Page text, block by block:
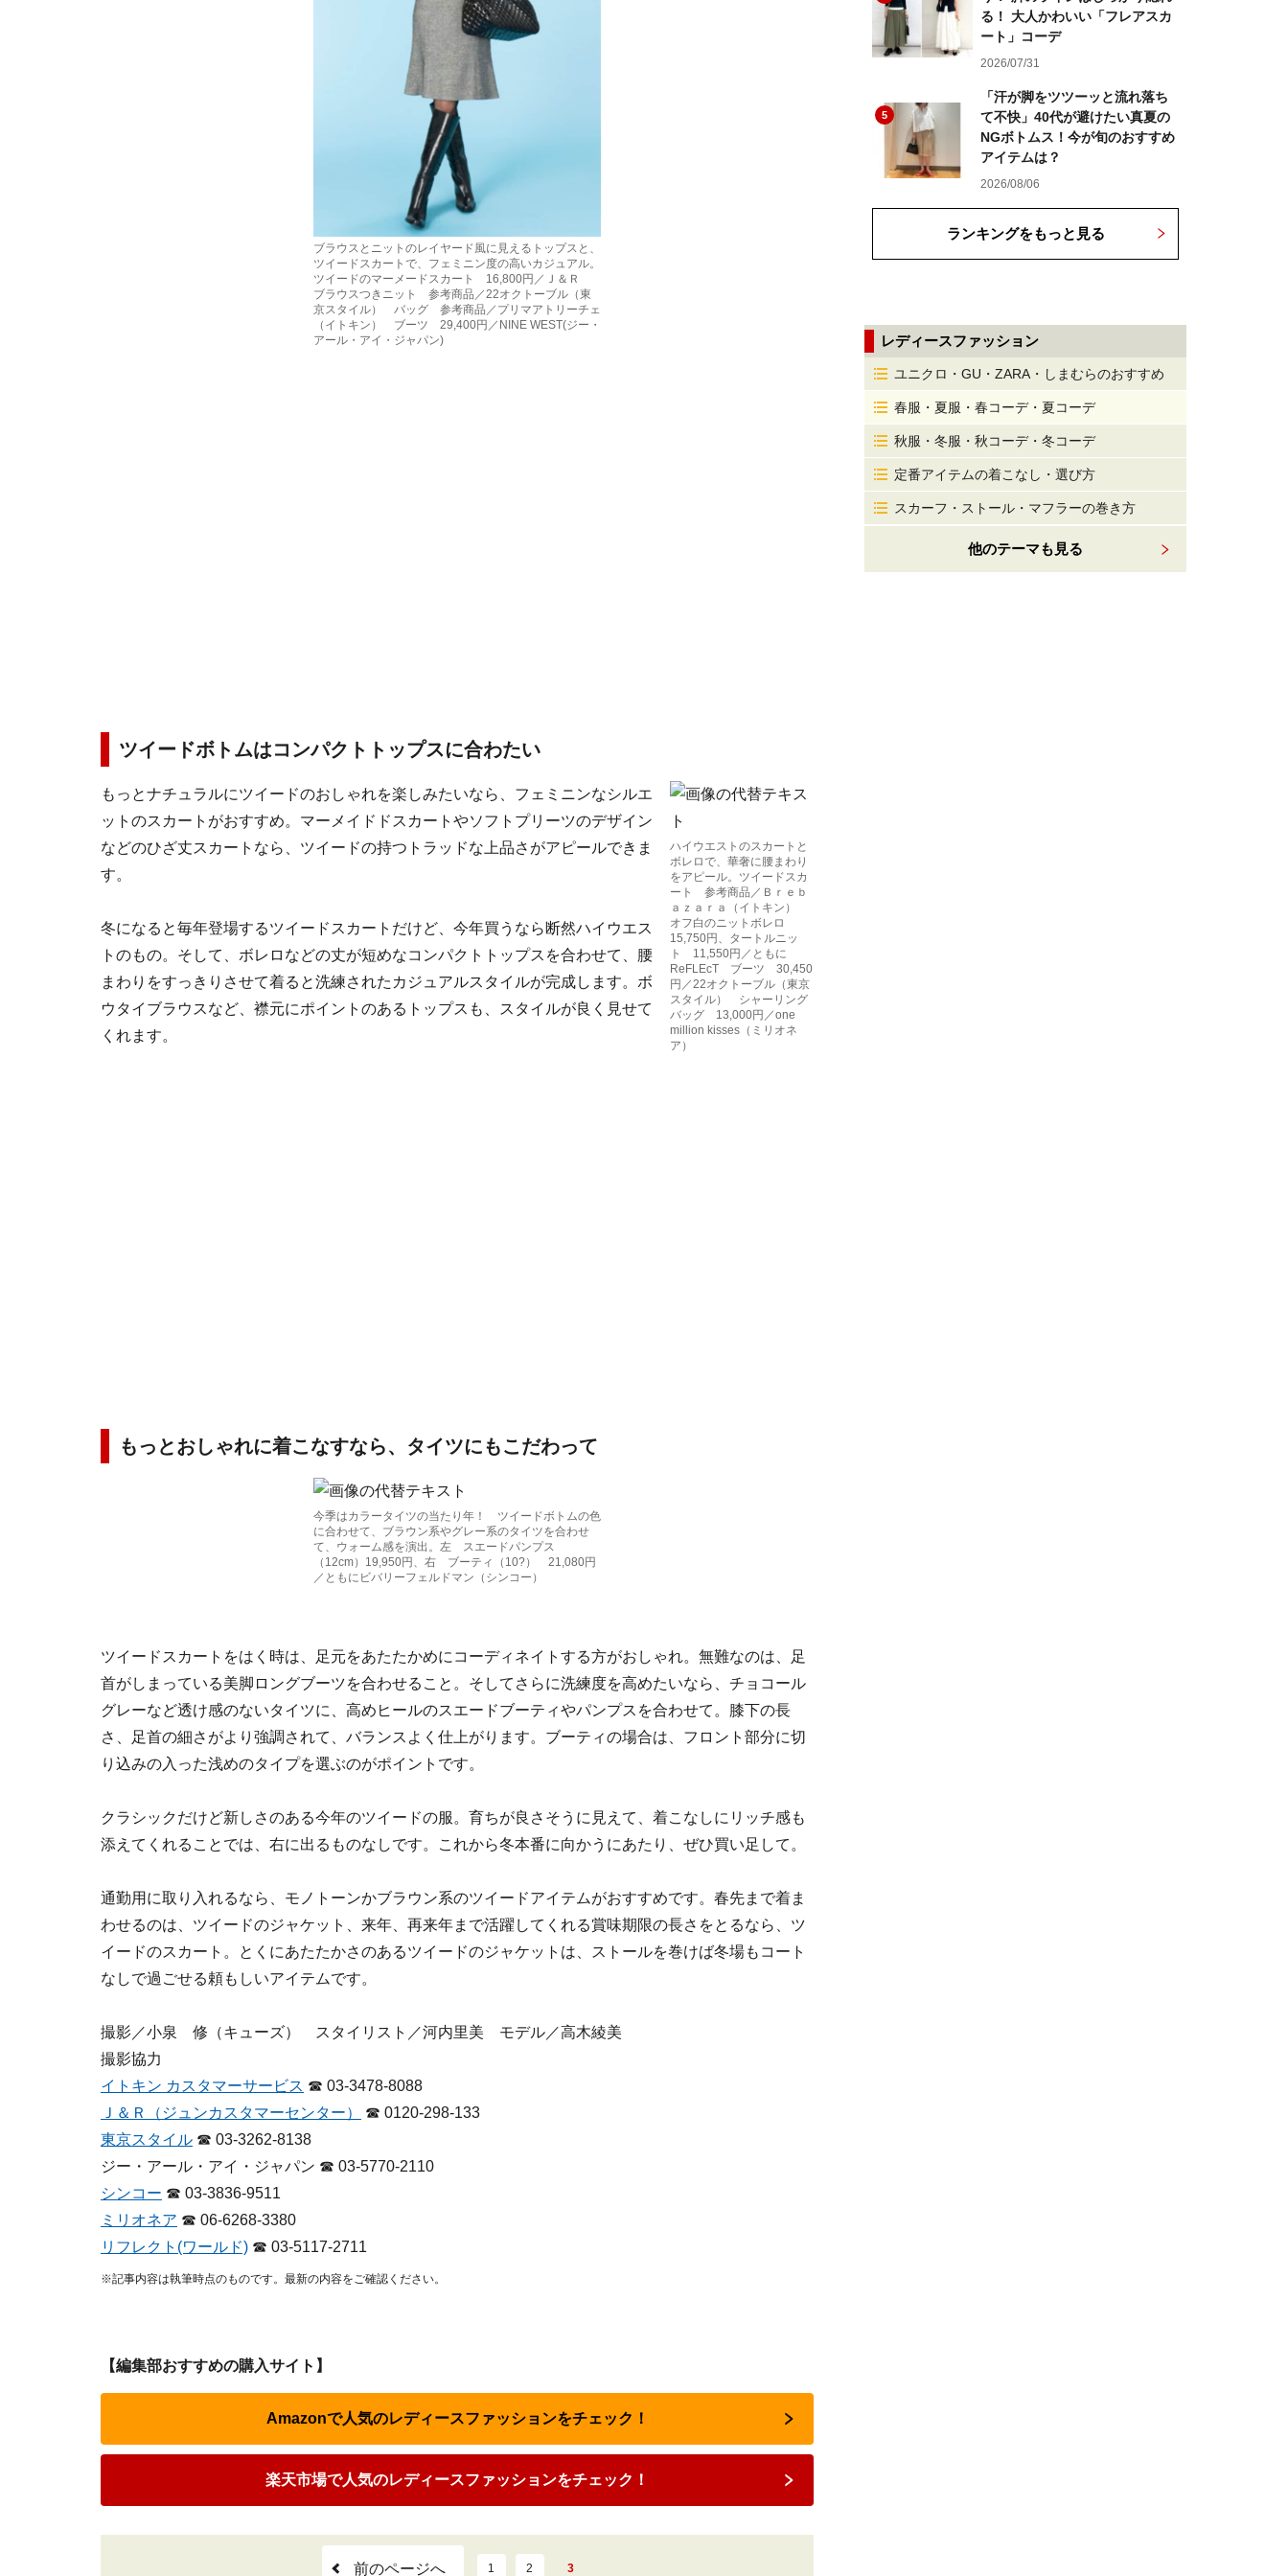
ブラウスとニットのレイヤード風に見えるトップスと、
ツイードスカートで、フェミニン度の高いカジュアル。
ツイードのマーメードスカート 16,800円／Ｊ＆Ｒ
ブラウスつきニット 参考商品／22オクトーブル（東
京スタイル） バッグ 参考商品／プリマアトリーチェ
（イトキン） ブーツ 29,400円／NINE WEST(ジー・
アール・アイ・ジャパン)
ツイードボトムはコンパクトトップスに合わたい
ハイウエストのスカートと
ボレロで、華奢に腰まわり
をアピール。ツイードスカ
ート 参考商品／Ｂｒｅｂ
ａｚａｒａ（イトキン）
オフ白のニットボレロ
15,750円、タートルニッ
ト 11,550円／ともに
ReFLEcT ブーツ 30,450
円／22オクトーブル（東京
スタイル） シャーリング
バッグ 13,000円／one
million kisses（ミリオネ
ア）
もっとナチュラルにツイードのおしゃれを楽しみたいなら、フェミニンなシルエ
ットのスカートがおすすめ。マーメイドドスカートやソフトプリーツのデザイン
などのひざ丈スカートなら、ツイードの持つトラッドな上品さがアピールできま
す。
冬になると毎年登場するツイードスカートだけど、今年買うなら断然ハイウエス
トのもの。そして、ボレロなどの丈が短めなコンパクトトップスを合わせて、腰
まわりをすっきりさせて着ると洗練されたカジュアルスタイルが完成します。ボ
ウタイブラウスなど、襟元にポイントのあるトップスも、スタイルが良く見せて
くれます。
もっとおしゃれに着こなすなら、タイツにもこだわって
今季はカラータイツの当たり年！ ツイードボトムの色
に合わせて、ブラウン系やグレー系のタイツを合わせ
て、ウォーム感を演出。左 スエードパンプス
（12cm）19,950円、右 ブーティ（10?） 21,080円
／ともにビバリーフェルドマン（シンコー）
ツイードスカートをはく時は、足元をあたたかめにコーディネイトする方がおしゃれ。無難なのは、足
首がしまっている美脚ロングブーツを合わせること。そしてさらに洗練度を高めたいなら、チョコール
グレーなど透け感のないタイツに、高めヒールのスエードブーティやパンプスを合わせて。膝下の長
さ、足首の細さがより強調されて、バランスよく仕上がります。ブーティの場合は、フロント部分に切
り込みの入った浅めのタイプを選ぶのがポイントです。
クラシックだけど新しさのある今年のツイードの服。育ちが良さそうに見えて、着こなしにリッチ感も
添えてくれることでは、右に出るものなしです。これから冬本番に向かうにあたり、ぜひ買い足して。
通勤用に取り入れるなら、モノトーンかブラウン系のツイードアイテムがおすすめです。春先まで着ま
わせるのは、ツイードのジャケット、来年、再来年まで活躍してくれる賞味期限の長さをとるなら、ツ
イードのスカート。とくにあたたかさのあるツイードのジャケットは、ストールを巻けば冬場もコート
なしで過ごせる頼もしいアイテムです。
撮影／小泉 修（キューズ） スタイリスト／河内里美 モデル／高木綾美
撮影協力
イトキン カスタマーサービス ☎ 03-3478-8088
Ｊ＆Ｒ（ジュンカスタマーセンター）
☎ 0120-298-133
東京スタイル ☎ 03-3262-8138
ジー・アール・アイ・ジャパン ☎ 03-5770-2110
シンコー ☎ 03-3836-9511
ミリオネア ☎ 06-6268-3380
リフレクト(ワールド) ☎ 03-5117-2711
※記事内容は執筆時点のものです。最新の内容をご確認ください。
【編集部おすすめの購入サイト】
Amazonで人気のレディースファッションをチェック！
楽天市場で人気のレディースファッションをチェック！
前のページへ 1 2 3
る！ 大人かわいい「フレアスカ
ート」コーデ
2026/07/31
5
「汗が脚をツツーッと流れ落ち
て不快」40代が避けたい真夏の
NGボトムス！今が旬のおすすめ
アイテムは？
2026/08/06
ランキングをもっと見る
レディースファッション
ユニクロ・GU・ZARA・しまむらのおすすめ
春服・夏服・春コーデ・夏コーデ
秋服・冬服・秋コーデ・冬コーデ
定番アイテムの着こなし・選び方
スカーフ・ストール・マフラーの巻き方
他のテーマも見る